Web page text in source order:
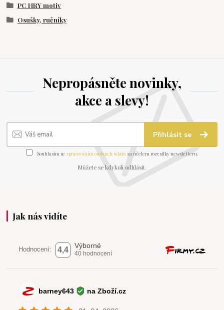
PC HRY motiv
Osušky, ručníky
Nepropásněte novinky,
akce a slevy!
Přihlásit se
Souhlasím se zpracováním osobních údajů za účelem rozesílky newsletteru.
Můžete se kdykoli odhlásit.
Jak nás vidíte